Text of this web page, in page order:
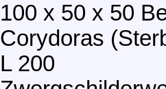
100 x 50 x 50
Corydoras
L 200